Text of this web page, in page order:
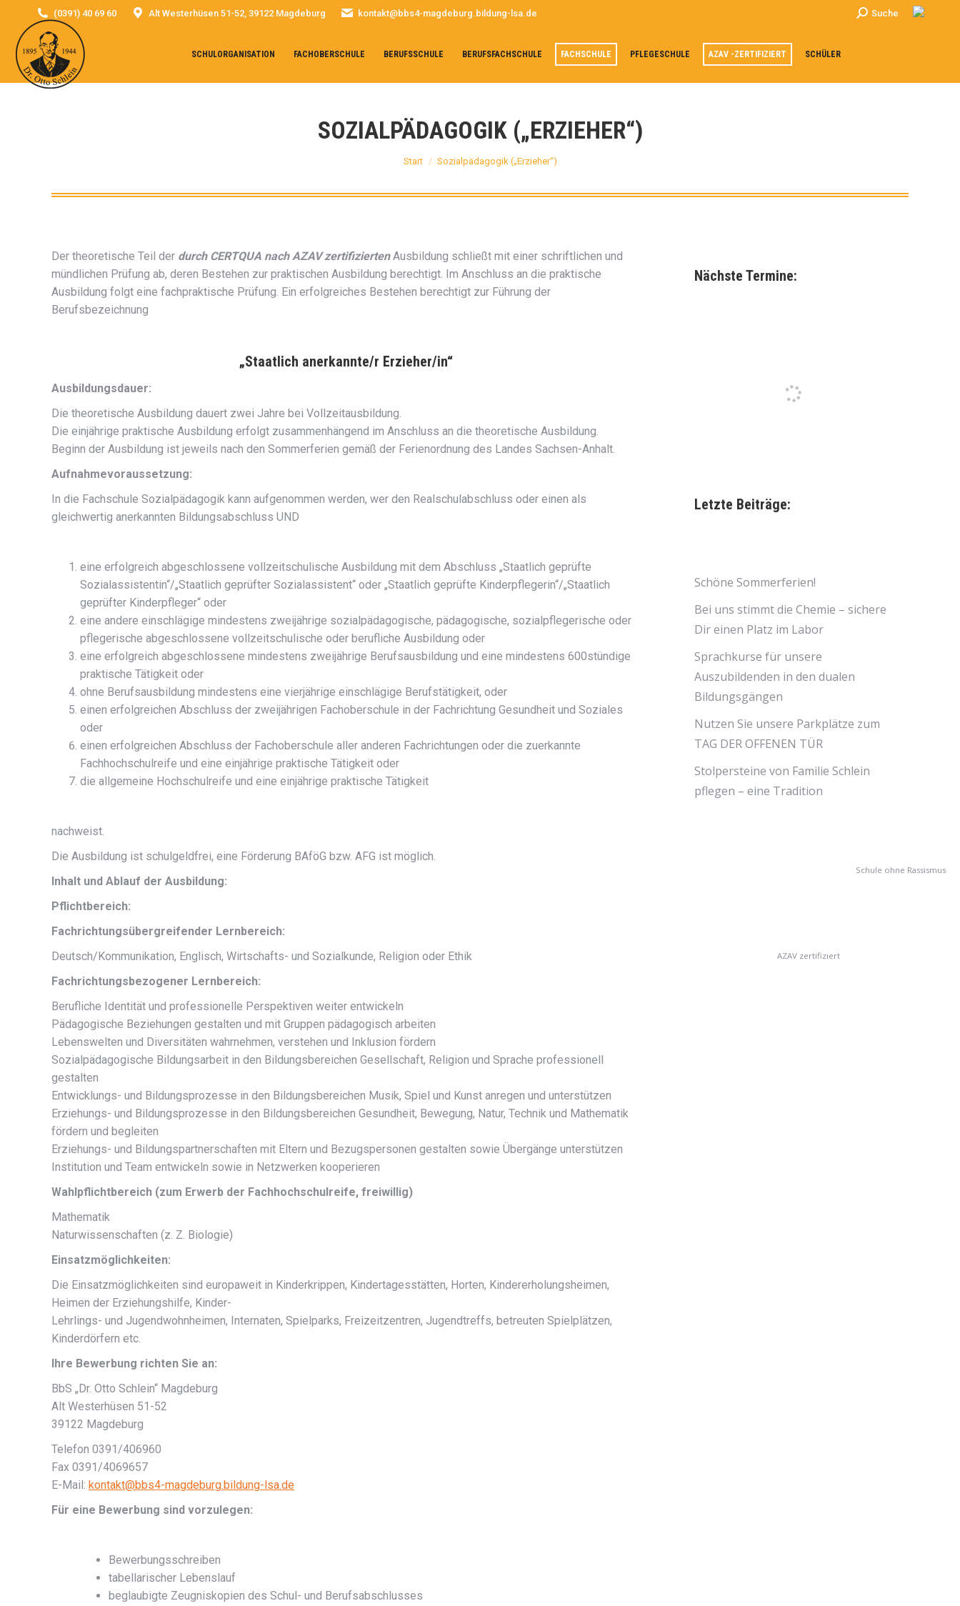
(0391) 40 69 60 Alt Westerhüsen 51-52, 39122 Magdeburg kontakt@bbs4-magdeburg.bildung-lsa.de Search:
Suche
SCHULORGANISATION FACHOBERSCHULE BERUFSSCHULE BERUFSFACHSCHULE FACHSCHULE PFLEGESCHULE AZAV -ZERTIFIZIERT SCHÜLER
SOZIALPÄDAGOGIK („ERZIEHER“)
Sie befinden sich hier:
Start Sozialpädagogik („Erzieher“)
Der theoretische Teil der durch CERTQUA nach AZAV zertifiziertenAusbildung schließt mit einer schriftlichen und
mündlichen Prüfung ab, deren Bestehen zur praktischen Ausbildung berechtigt. Im Anschluss an die praktische
Ausbildung folgt eine fachpraktische Prüfung. Ein erfolgreiches Bestehen berechtigt zur Führung der
Berufsbezeichnung
„Staatlich anerkannte/r Erzieher/in“
Ausbildungsdauer:
Die theoretische Ausbildung dauert zwei Jahre bei Vollzeitausbildung.
Die einjährige praktische Ausbildung erfolgt zusammenhängend im Anschluss an die theoretische Ausbildung.
Beginn der Ausbildung ist jeweils nach den Sommerferien gemäß der Ferienordnung des Landes Sachsen-Anhalt.
Aufnahmevoraussetzung:
In die Fachschule Sozialpädagogik kann aufgenommen werden, wer den Realschulabschluss oder einen als
gleichwertig anerkannten Bildungsabschluss UND
eine erfolgreich abgeschlossene vollzeitschulische Ausbildung mit dem Abschluss „Staatlich geprüfte
Sozialassistentin“/„Staatlich geprüfter Sozialassistent“ oder „Staatlich geprüfte Kinderpflegerin“/„Staatlich
geprüfter Kinderpfleger“ oder
eine andere einschlägige mindestens zweijährige sozialpädagogische, pädagogische, sozialpflegerische oder
pflegerische abgeschlossene vollzeitschulische oder berufliche Ausbildung oder
eine erfolgreich abgeschlossene mindestens zweijährige Berufsausbildung und eine mindestens 600stündige
praktische Tätigkeit oder
ohne Berufsausbildung mindestens eine vierjährige einschlägige Berufstätigkeit, oder
einen erfolgreichen Abschluss der zweijährigen Fachoberschule in der Fachrichtung Gesundheit und Soziales
oder
einen erfolgreichen Abschluss der Fachoberschule aller anderen Fachrichtungen oder die zuerkannte
Fachhochschulreife und eine einjährige praktische Tätigkeit oder
die allgemeine Hochschulreife und eine einjährige praktische Tätigkeit
nachweist.
Die Ausbildung ist schulgeldfrei, eine Förderung BAföG bzw. AFG ist möglich.
Inhalt und Ablauf der Ausbildung:
Pflichtbereich:
Fachrichtungsübergreifender Lernbereich:
Deutsch/Kommunikation, Englisch, Wirtschafts- und Sozialkunde, Religion oder Ethik
Fachrichtungsbezogener Lernbereich:
Berufliche Identität und professionelle Perspektiven weiter entwickeln
Pädagogische Beziehungen gestalten und mit Gruppen pädagogisch arbeiten
Lebenswelten und Diversitäten wahrnehmen, verstehen und Inklusion fördern
Sozialpädagogische Bildungsarbeit in den Bildungsbereichen Gesellschaft, Religion und Sprache professionell
gestalten
Entwicklungs- und Bildungsprozesse in den Bildungsbereichen Musik, Spiel und Kunst anregen und unterstützen
Erziehungs- und Bildungsprozesse in den Bildungsbereichen Gesundheit, Bewegung, Natur, Technik und Mathematik
fördern und begleiten
Erziehungs- und Bildungspartnerschaften mit Eltern und Bezugspersonen gestalten sowie Übergänge unterstützen
Institution und Team entwickeln sowie in Netzwerken kooperieren
Wahlpflichtbereich (zum Erwerb der Fachhochschulreife, freiwillig)
Mathematik
Naturwissenschaften (z. Z. Biologie)
Einsatzmöglichkeiten:
Die Einsatzmöglichkeiten sind europaweit in Kinderkrippen, Kindertagesstätten, Horten, Kindererholungsheimen,
Heimen der Erziehungshilfe, Kinder-
Lehrlings- und Jugendwohnheimen, Internaten, Spielparks, Freizeitzentren, Jugendtreffs, betreuten Spielplätzen,
Kinderdörfern etc.
Ihre Bewerbung richten Sie an:
BbS „Dr. Otto Schlein“ Magdeburg
Alt Westerhüsen 51-52
39122 Magdeburg
Telefon 0391/406960
Fax 0391/4069657
E-Mail: kontakt@bbs4-magdeburg.bildung-lsa.de
Für eine Bewerbung sind vorzulegen:
Bewerbungsschreiben
tabellarischer Lebenslauf
beglaubigte Zeugniskopien des Schul- und Berufsabschlusses
Nächste Termine:
Letzte Beiträge:
Schöne Sommerferien!
Bei uns stimmt die Chemie – sichere
Dir einen Platz im Labor
Sprachkurse für unsere
Auszubildenden in den dualen
Bildungsgängen
Nutzen Sie unsere Parkplätze zum
TAG DER OFFENEN TÜR
Stolpersteine von Familie Schlein
pflegen – eine Tradition
Schule ohne Rassismus
AZAV zertifiziert